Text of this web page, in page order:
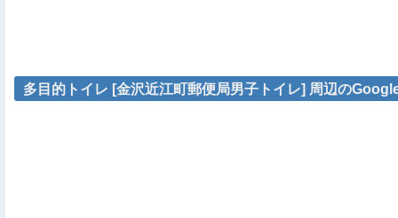
多目的トイレ [金沢近江町郵便局男子トイレ] 周辺の